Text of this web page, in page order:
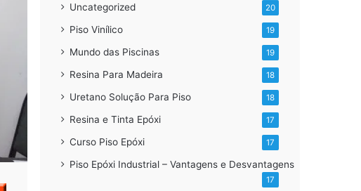
Uncategorized 20
Piso Vinílico 19
Mundo das Piscinas 19
Resina Para Madeira 18
Uretano Solução Para Piso 18
Resina e Tinta Epóxi 17
Curso Piso Epóxi 17
Piso Epóxi Industrial – Vantagens e Desvantagens
17